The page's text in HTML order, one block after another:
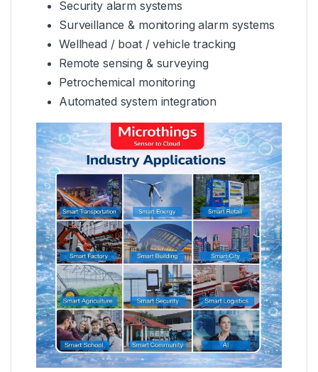
Security alarm systems
Surveillance & monitoring alarm systems
Wellhead / boat / vehicle tracking
Remote sensing & surveying
Petrochemical monitoring
Automated system integration